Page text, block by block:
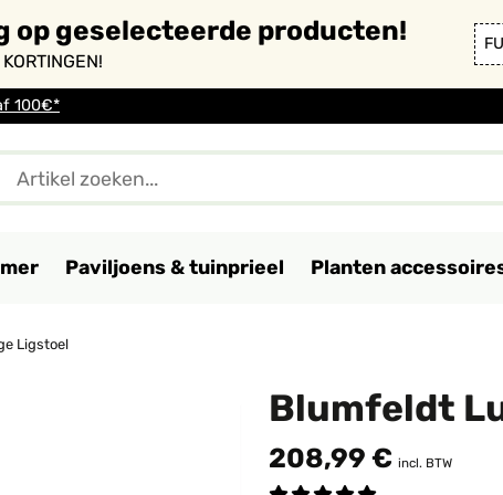
op geselecteerde producten!
100€*
Paviljoens & tuinprieel Planten
Ligstoel
Blumfeldt
208,99 € incl. BTW